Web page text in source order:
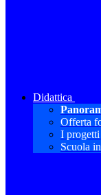
Didattica
Offerta
I progetti
Scuola